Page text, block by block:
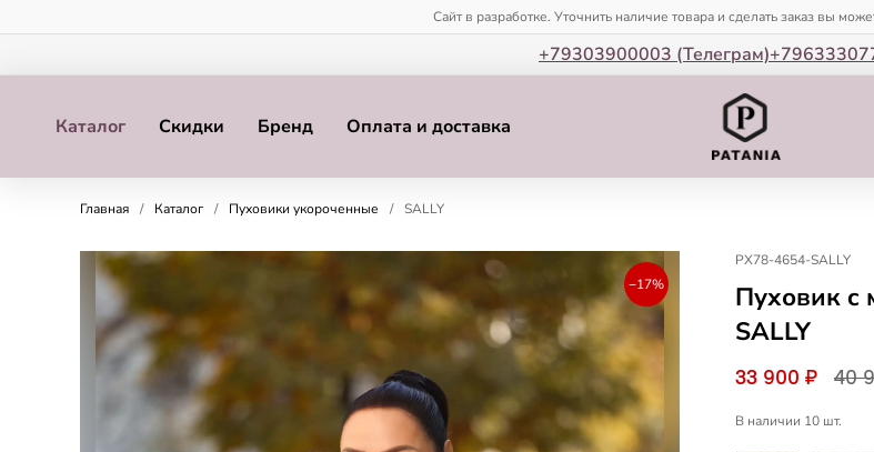
Сайт в разработке. Уточнить наличие товара и сделать заказ вы
+79303900003 (Телеграм)
Каталог Скидки Бренд Оплата и доставка
Главная / Каталог / Пуховики укороченные / SALLY
−17%
PX78-4654-SALLY
Пуховик c
SALLY
33 900 ₽ 40
В наличии 10 шт.